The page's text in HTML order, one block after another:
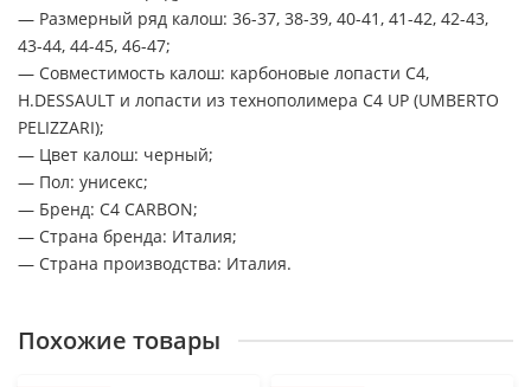
— Размерный ряд калош: 36-37, 38-39, 40-41, 41-42, 42-43,
43-44, 44-45, 46-47;
— Совместимость калош: карбоновые лопасти C4,
H.DESSAULT и лопасти из технополимера C4 UP (UMBERTO
PELIZZARI);
— Цвет калош: черный;
— Пол: унисекс;
— Бренд: C4 CARBON;
— Страна бренда: Италия;
— Страна производства: Италия.
Похожие товары